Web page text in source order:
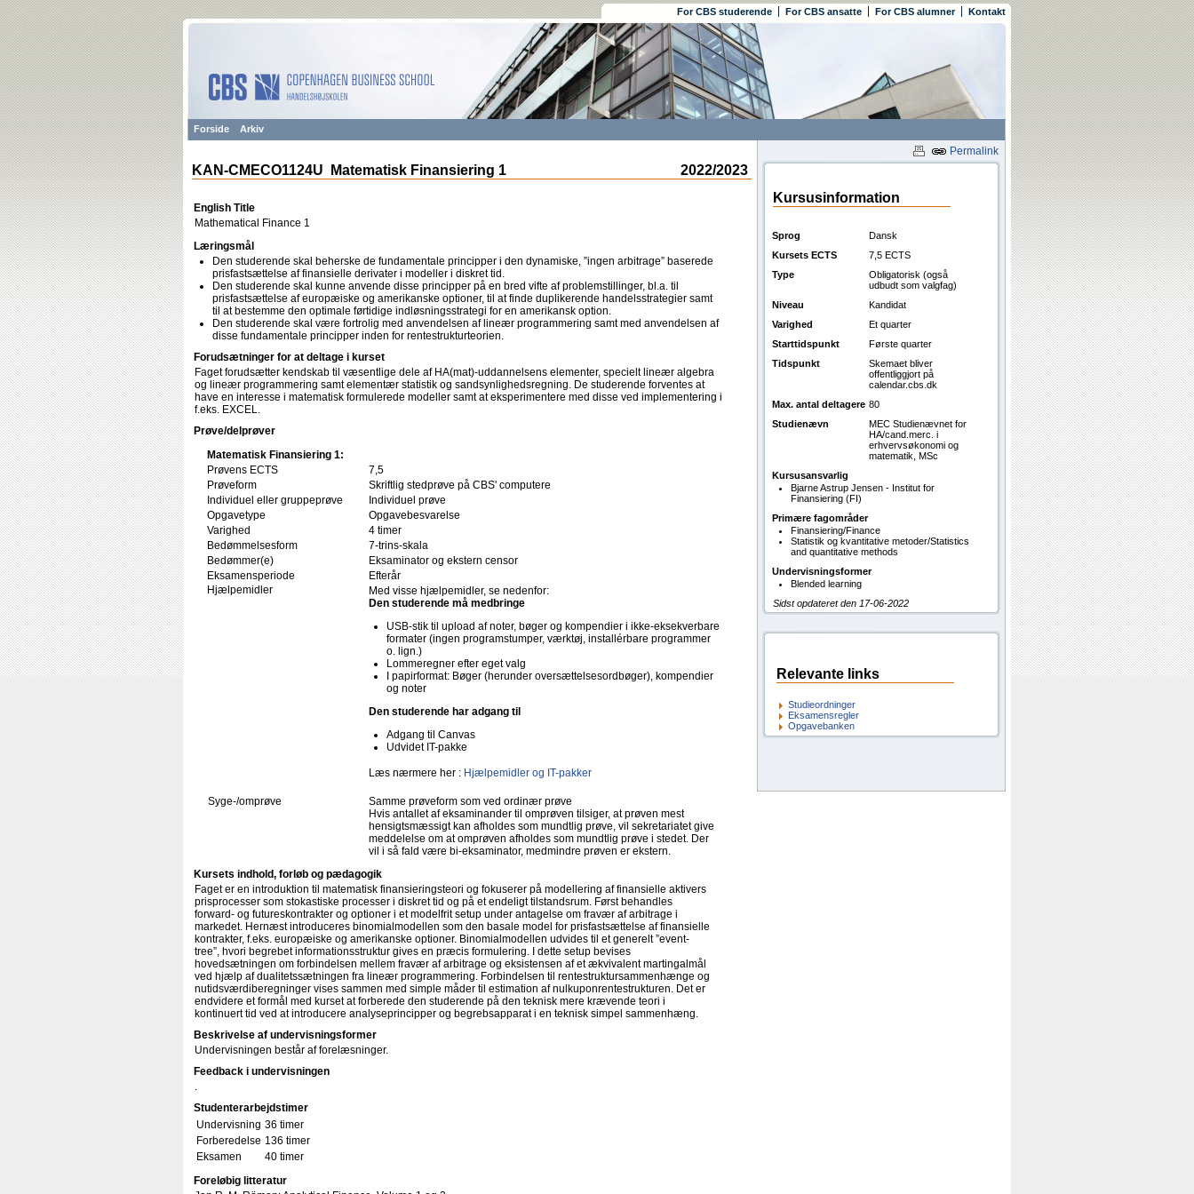
For CBS studerende For CBS ansatte For CBS alumner Kontakt
Forside Arkiv
Permalink
2022/2023
KAN-CMECO1124U Matematisk Finansiering 1
English Title
Mathematical Finance 1
Læringsmål
Den studerende skal beherske de fundamentale principper i den dynamiske, ”ingen arbitrage” baserede
prisfastsættelse af finansielle derivater i modeller i diskret tid.
Den studerende skal kunne anvende disse principper på en bred vifte af problemstillinger, bl.a. til
prisfastsættelse af europæiske og amerikanske optioner, til at finde duplikerende handelsstrategier samt
til at bestemme den optimale førtidige indløsningsstrategi for en amerikansk option.
Den studerende skal være fortrolig med anvendelsen af lineær programmering samt med anvendelsen af
disse fundamentale principper inden for rentestrukturteorien.
Forudsætninger for at deltage i kurset
Faget forudsætter kendskab til væsentlige dele af HA(mat)-uddannelsens elementer, specielt lineær algebra
og lineær programmering samt elementær statistik og sandsynlighedsregning. De studerende forventes at
have en interesse i matematisk formulerede modeller samt at eksperimentere med disse ved implementering i
f.eks. EXCEL.
Prøve/delprøver
Matematisk Finansiering 1:
Prøvens ECTS
7,5
Prøveform
Skriftlig stedprøve på CBS' computere
Individuel eller gruppeprøve
Individuel prøve
Opgavetype
Opgavebesvarelse
Varighed
4 timer
Bedømmelsesform
7-trins-skala
Bedømmer(e)
Eksaminator og ekstern censor
Eksamensperiode
Efterår
Hjælpemidler
Med visse hjælpemidler, se nedenfor:
Den studerende må medbringe
USB-stik til upload af noter, bøger og kompendier i ikke-eksekverbare
formater (ingen programstumper, værktøj, installérbare programmer
o. lign.)
Lommeregner efter eget valg
I papirformat: Bøger (herunder oversættelsesordbøger), kompendier
og noter
Den studerende har adgang til
Adgang til Canvas
Udvidet IT-pakke
Læs nærmere her : Hjælpemidler og IT-pakker
Syge-/omprøve
Samme prøveform som ved ordinær prøve
Hvis antallet af eksaminander til omprøven tilsiger, at prøven mest
hensigtsmæssigt kan afholdes som mundtlig prøve, vil sekretariatet give
meddelelse om at omprøven afholdes som mundtlig prøve i stedet. Der
vil i så fald være bi-eksaminator, medmindre prøven er ekstern.
Kursets indhold, forløb og pædagogik
Faget er en introduktion til matematisk finansieringsteori og fokuserer på modellering af finansielle aktivers
prisprocesser som stokastiske processer i diskret tid og på et endeligt tilstandsrum. Først behandles
forward- og futureskontrakter og optioner i et modelfrit setup under antagelse om fravær af arbitrage i
markedet. Hernæst introduceres binomialmodellen som den basale model for prisfastsættelse af finansielle
kontrakter, f.eks. europæiske og amerikanske optioner. Binomialmodellen udvides til et generelt ”event-
tree”, hvori begrebet informationsstruktur gives en præcis formulering. I dette setup bevises
hovedsætningen om forbindelsen mellem fravær af arbitrage og eksistensen af et ækvivalent martingalmål
ved hjælp af dualitetssætningen fra lineær programmering. Forbindelsen til rentestruktursammenhænge og
nutidsværdiberegninger vises sammen med simple måder til estimation af nulkuponrentestrukturen. Det er
endvidere et formål med kurset at forberede den studerende på den teknisk mere krævende teori i
kontinuert tid ved at introducere analyseprincipper og begrebsapparat i en teknisk simpel sammenhæng.
Beskrivelse af undervisningsformer
Undervisningen består af forelæsninger.
Feedback i undervisningen
.
Studenterarbejdstimer
Undervisning 36 timer
Forberedelse 136 timer
Eksamen
40 timer
Foreløbig litteratur
Kursusinformation
Sprog
Dansk
Kursets ECTS
7,5 ECTS
Type
Obligatorisk (også
udbudt som valgfag)
Niveau
Kandidat
Varighed
Et quarter
Starttidspunkt
Første quarter
Tidspunkt
Skemaet bliver
offentliggjort på
calendar.cbs.dk
Max. antal deltagere 80
Studienævn
MEC Studienævnet for
HA/cand.merc. i
erhvervsøkonomi og
matematik, MSc
Kursusansvarlig
Bjarne Astrup Jensen - Institut for
Finansiering (FI)
Primære fagområder
Finansiering/Finance
Statistik og kvantitative metoder/Statistics
and quantitative methods
Undervisningsformer
Blended learning
Sidst opdateret den 17-06-2022
Relevante links
Studieordninger
Eksamensregler
Opgavebanken